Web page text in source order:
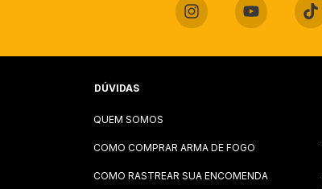
DÚVIDAS
QUEM SOMOS
COMO COMPRAR ARMA DE FOGO
COMO RASTREAR SUA ENCOMENDA